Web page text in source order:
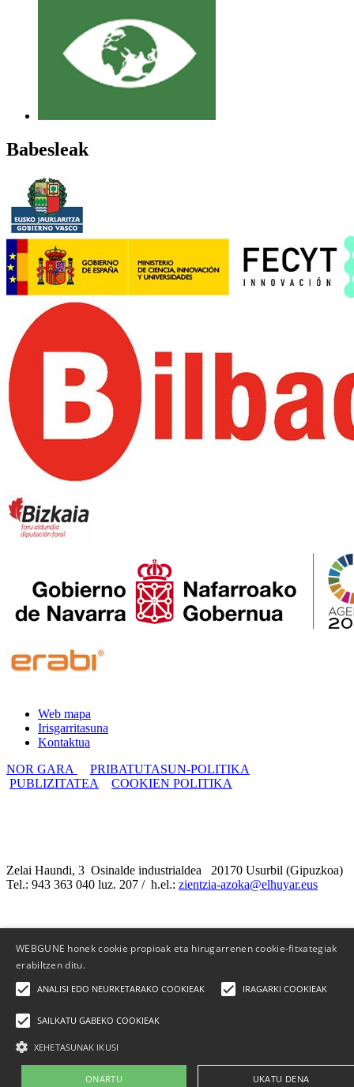
Babesleak
Web mapa
Irisgarritasuna
Kontaktua
NOR GARA
PRIBATUTASUN-POLITIKA
PUBLIZITATEA
COOKIEN POLITIKA
Zelai Haundi, 3 Osinalde industrialdea 20170 Usurbil (Gipuzkoa)
Tel.: 943 363 040 luz. 207 / h.el.: zientzia-azoka@elhuyar.eus
WEBGUNE honek cookie propioak eta hirugarrenen cookie-fitxategiak
erabiltzen ditu.
ANALISI EDO NEURKETARAKO COOKIEAK IRAGARKI COOKIEAK
SAILKATU GABEKO COOKIEAK
XEHETASUNAK IKUSI
ONARTU UKATU DENA